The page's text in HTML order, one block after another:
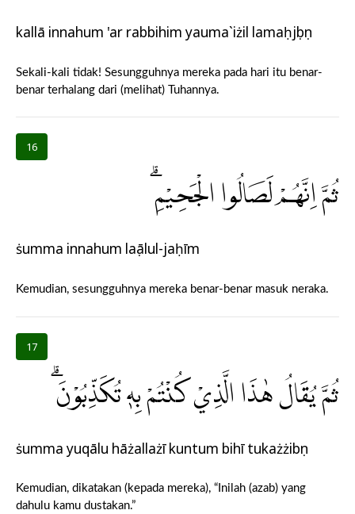
kallā innahum 'ar rabbihim yauma`iżil lamaḥjụbụn
Sekali-kali tidak! Sesungguhnya mereka pada hari itu benar-
benar terhalang dari (melihat) Tuhannya.
16
ثُمَّ اِنَّهُمْ لَصَالُوا الْجَحِيْمِۗ
ṡumma innahum laṣālul-jaḥīm
Kemudian, sesungguhnya mereka benar-benar masuk neraka.
17
ثُمَّ يُقَالُ هٰذَا الَّذِيْ كُنْتُمْ بِهٖ تُكَذِّبُوْنَۗ
ṡumma yuqālu hāżallażī kuntum bihī tukażżibụn
Kemudian, dikatakan (kepada mereka), “Inilah (azab) yang
dahulu kamu dustakan.”